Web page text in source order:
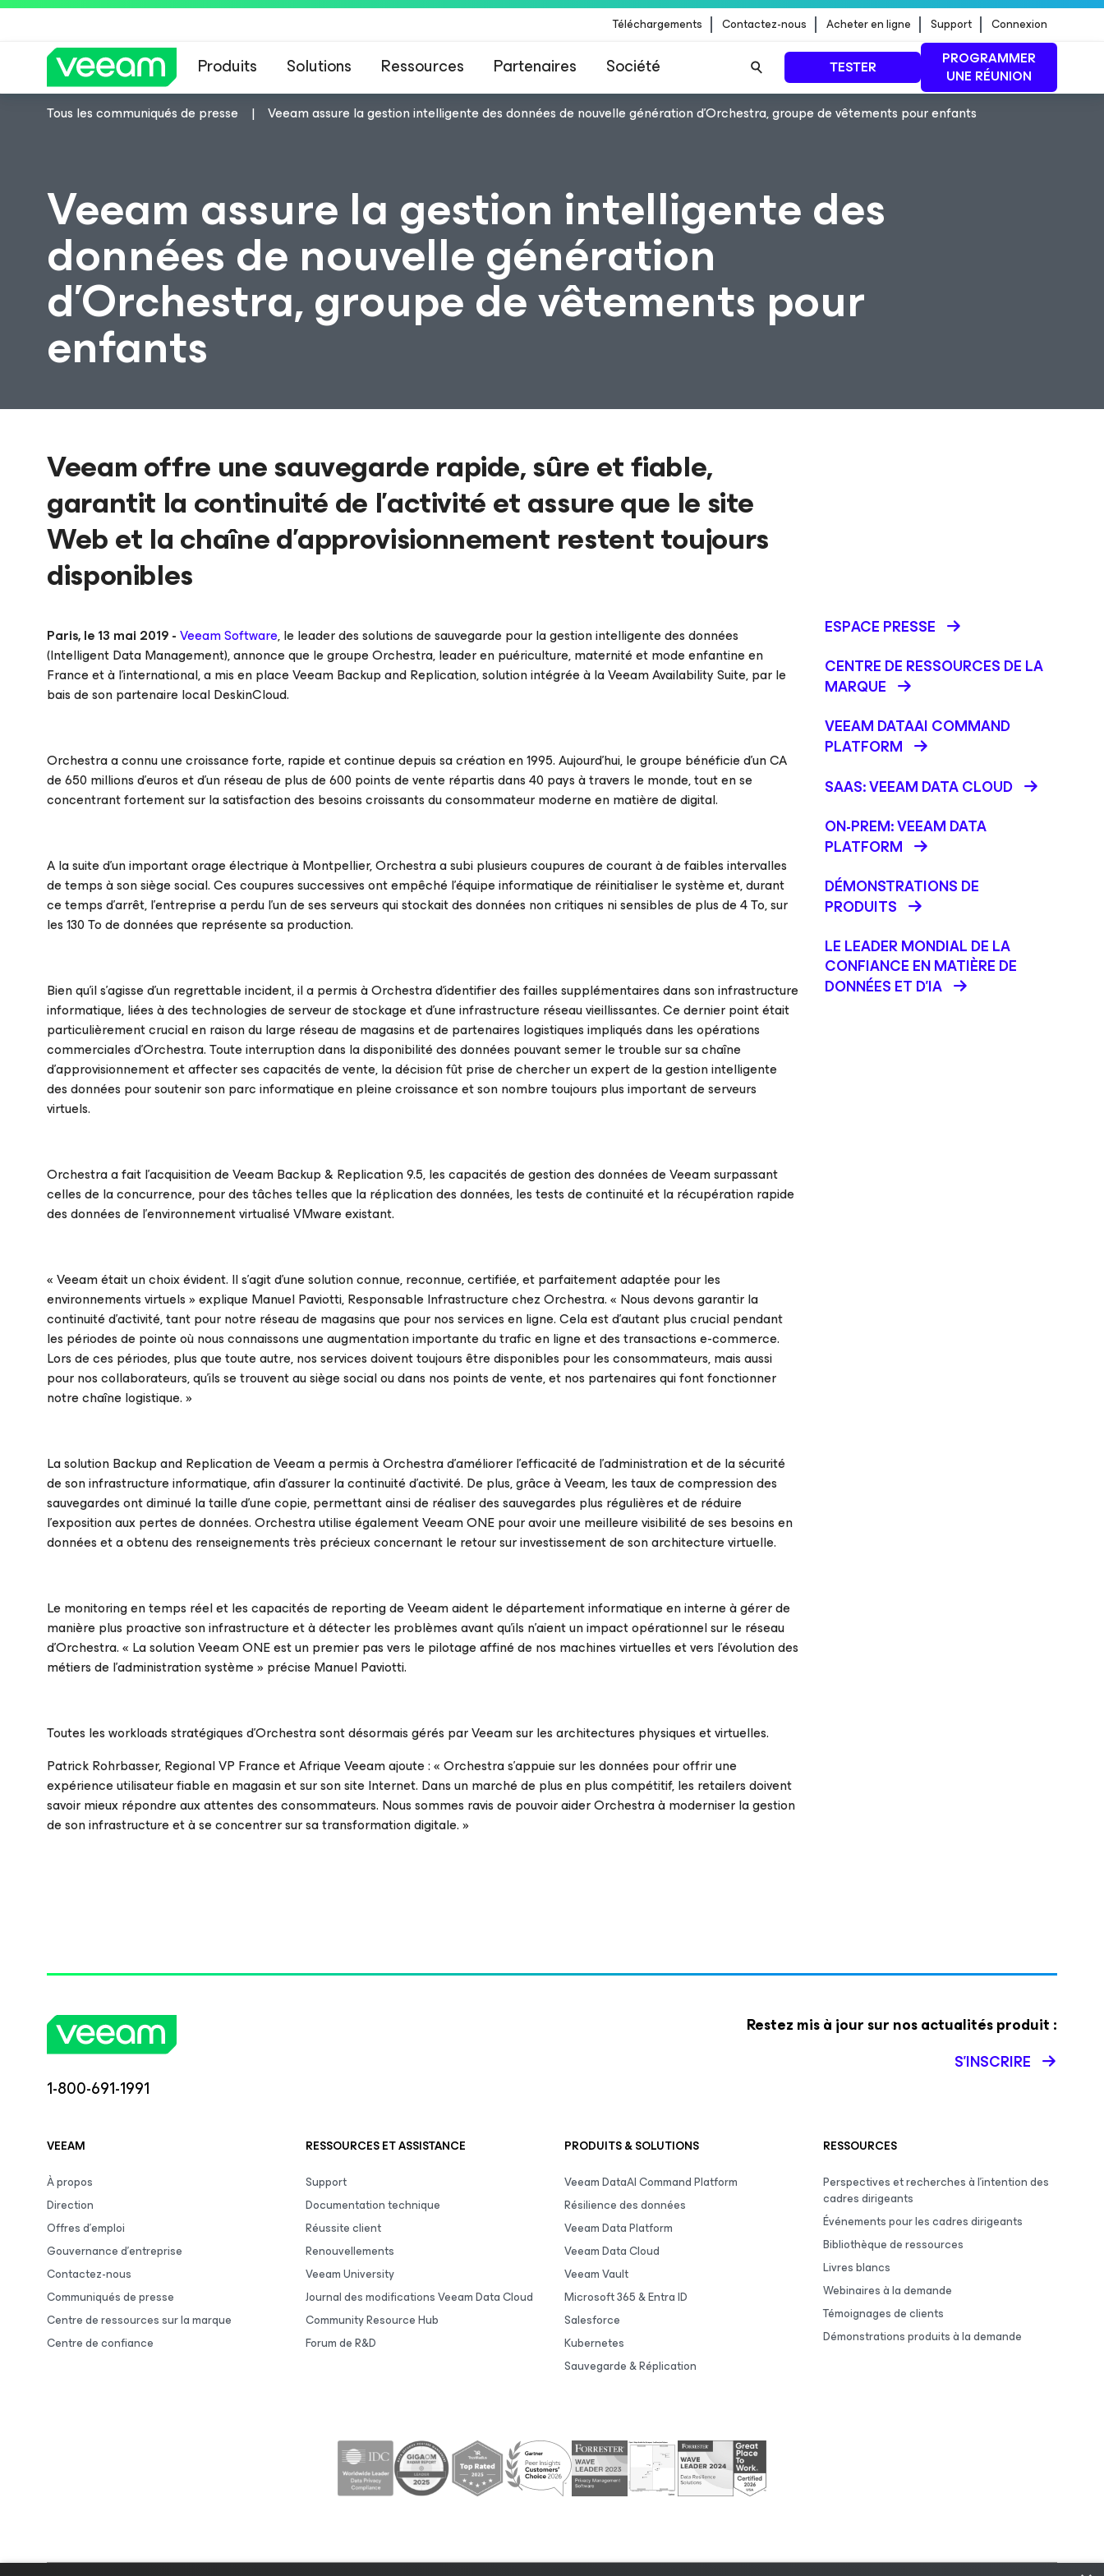
Téléchargements Contactez-nous Acheter en ligne Support Connexion
Produits Solutions Ressources Partenaires Société TESTER
PROGRAMMER
UNE RÉUNION
Tous les communiqués de presse Veeam assure la gestion intelligente des données de nouvelle génération d’Orchestra, groupe de vêtements pour enfants
Veeam assure la gestion intelligente des
données de nouvelle génération
d’Orchestra, groupe de vêtements pour
enfants
Veeam offre une sauvegarde rapide, sûre et fiable,
garantit la continuité de l'activité et assure que le site
Web et la chaîne d’approvisionnement restent toujours
disponibles
Paris, le 13 mai 2019 -Veeam Software, le leader des solutions de sauvegarde pour la gestion intelligente des données
(Intelligent Data Management), annonce que le groupe Orchestra, leader en puériculture, maternité et mode enfantine en
France et à l’international, a mis en place Veeam Backup and Replication, solution intégrée à la Veeam Availability Suite, par le
bais de son partenaire local DeskinCloud.
Orchestra a connu une croissance forte, rapide et continue depuis sa création en 1995. Aujourd’hui, le groupe bénéficie d’un CA
de 650 millions d’euros et d’un réseau de plus de 600 points de vente répartis dans 40 pays à travers le monde, tout en se
concentrant fortement sur la satisfaction des besoins croissants du consommateur moderne en matière de digital.
A la suite d’un important orage électrique à Montpellier, Orchestra a subi plusieurs coupures de courant à de faibles intervalles
de temps à son siège social. Ces coupures successives ont empêché l’équipe informatique de réinitialiser le système et, durant
ce temps d’arrêt, l’entreprise a perdu l’un de ses serveurs qui stockait des données non critiques ni sensibles de plus de 4 To, sur
les 130 To de données que représente sa production.
Bien qu’il s’agisse d’un regrettable incident, il a permis à Orchestra d‘identifier des failles supplémentaires dans son infrastructure
informatique, liées à des technologies de serveur de stockage et d’une infrastructure réseau vieillissantes. Ce dernier point était
particulièrement crucial en raison du large réseau de magasins et de partenaires logistiques impliqués dans les opérations
commerciales d’Orchestra. Toute interruption dans la disponibilité des données pouvant semer le trouble sur sa chaîne
d’approvisionnement et affecter ses capacités de vente, la décision fût prise de chercher un expert de la gestion intelligente
des données pour soutenir son parc informatique en pleine croissance et son nombre toujours plus important de serveurs
virtuels.
Orchestra a fait l’acquisition de Veeam Backup & Replication 9.5, les capacités de gestion des données de Veeam surpassant
celles de la concurrence, pour des tâches telles que la réplication des données, les tests de continuité et la récupération rapide
des données de l'environnement virtualisé VMware existant.
« Veeam était un choix évident. Il s’agit d’une solution connue, reconnue, certifiée, et parfaitement adaptée pour les
environnements virtuels» explique Manuel Paviotti, Responsable Infrastructure chez Orchestra. « Nous devons garantir la
continuité d’activité, tant pour notre réseau de magasins que pour nos services en ligne. Cela est d’autant plus crucial pendant
les périodes de pointe où nous connaissons une augmentation importante du trafic en ligne et des transactions e-commerce.
Lors de ces périodes, plus que toute autre, nos services doivent toujours être disponibles pour les consommateurs, mais aussi
pour nos collaborateurs, qu’ils se trouvent au siège social ou dans nos points de vente, et nos partenaires qui font fonctionner
notre chaîne logistique. »
La solution Backup and Replication de Veeam a permis à Orchestra d’améliorer l’efficacité de l’administration et de la sécurité
de son infrastructure informatique, afin d’assurer la continuité d’activité. De plus, grâce à Veeam, les taux de compression des
sauvegardes ont diminué la taille d'une copie, permettant ainsi de réaliser des sauvegardes plus régulières et de réduire
l’exposition aux pertes de données. Orchestra utilise également Veeam ONE pour avoir une meilleure visibilité de ses besoins en
données et a obtenu des renseignements très précieux concernant le retour sur investissement de son architecture virtuelle.
Le monitoring en temps réel et les capacités de reporting de Veeam aident le département informatique en interne à gérer de
manière plus proactive son infrastructure et à détecter les problèmes avant qu’ils n’aient un impact opérationnel sur le réseau
d’Orchestra. « La solution Veeam ONE est un premier pas vers le pilotage affiné de nos machines virtuelles et vers l’évolution des
métiers de l’administration système » précise Manuel Paviotti.
Toutes les workloads stratégiques d'Orchestra sont désormais gérés par Veeam sur les architectures physiques et virtuelles.
Patrick Rohrbasser, Regional VP France et Afrique Veeam ajoute : « Orchestra s’appuie sur les données pour offrir une
expérience utilisateur fiable en magasin et sur son site Internet. Dans un marché de plus en plus compétitif, les retailers doivent
savoir mieux répondre aux attentes des consommateurs. Nous sommes ravis de pouvoir aider Orchestra à moderniser la gestion
de son infrastructure et à se concentrer sur sa transformation digitale. »
ESPACE PRESSE
CENTRE DE RESSOURCES DE LA
MARQUE
VEEAM DATAAI COMMAND
PLATFORM
SAAS: VEEAM DATA CLOUD
ON-PREM: VEEAM DATA
PLATFORM
DÉMONSTRATIONS DE
PRODUITS
LE LEADER MONDIAL DE LA
CONFIANCE EN MATIÈRE DE
DONNÉES ET D'IA
1-800-691-1991
Restez mis à jour sur nos actualités produit :
S’INSCRIRE
VEEAM
À propos
Direction
Offres d’emploi
Gouvernance d’entreprise
Contactez-nous
Communiqués de presse
Centre de ressources sur la marque
Centre de confiance
RESSOURCES ET ASSISTANCE
Support
Documentation technique
Réussite client
Renouvellements
Veeam University
Journal des modifications Veeam Data Cloud
Community Resource Hub
Forum de R&D
PRODUITS & SOLUTIONS
Veeam DataAI Command Platform
Résilience des données
Veeam Data Platform
Veeam Data Cloud
Veeam Vault
Microsoft 365 & Entra ID
Salesforce
Kubernetes
Sauvegarde & Réplication
RESSOURCES
Perspectives et recherches à l’intention des
cadres dirigeants
Événements pour les cadres dirigeants
Bibliothèque de ressources
Livres blancs
Webinaires à la demande
Témoignages de clients
Démonstrations produits à la demande